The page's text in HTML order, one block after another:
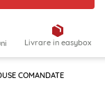
Livrare in easybox
COMANDATE